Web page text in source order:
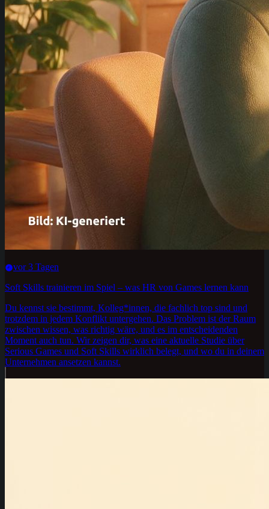
vor 3 Tagen
Soft Skills trainieren im Spiel – was HR von Games lernen kann
Du kennst sie bestimmt, Kolleg*innen, die fachlich top sind und
trotzdem in jedem Konflikt untergehen. Das Problem ist der Raum
zwischen wissen, was richtig wäre, und es im entscheidenden
Moment auch tun. Wir zeigen dir, was eine aktuelle Studie über
Serious Games und Soft Skills wirklich belegt, und wo du in deinem
Unternehmen ansetzen kannst.